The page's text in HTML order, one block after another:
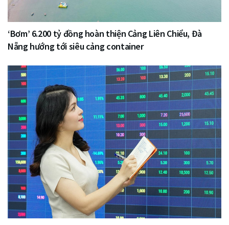
‘Bơm’ 6.200 tỷ đồng hoàn thiện Cảng Liên Chiểu, Đà
Nẵng hướng tới siêu cảng container